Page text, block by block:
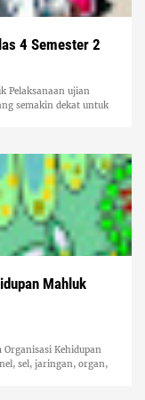
4 Semester 2
Pelaksanaan ujian
semakin dekat untuk
Mahluk
Organisasi Kehidupan
sel, jaringan, organ,